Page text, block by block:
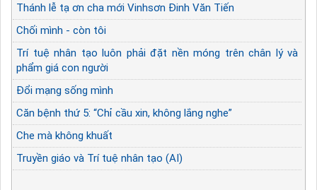
Thánh lễ tạ ơn cha mới Vinhsơn Đinh Văn Tiến
Chối mình - còn tôi
Trí tuệ nhân tạo luôn phải đặt nền móng trên chân lý và
phẩm giá con người
Đổi mạng sống mình
Căn bệnh thứ 5: “Chỉ cầu xin, không lắng nghe”
Che mà không khuất
Truyền giáo và Trí tuệ nhân tạo (AI)